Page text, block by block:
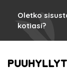
Oletko
kotiasi?